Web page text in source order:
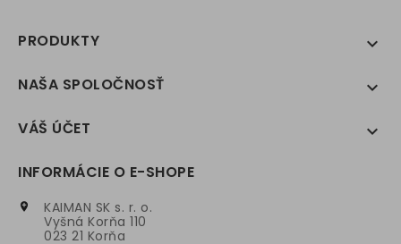
PRODUKTY 
NAŠA SPOLOČNOSŤ 
VÁŠ ÚČET 
INFORMÁCIE O E-SHOPE

KAIMAN SK s. r. o.
Vyšná Korňa 110
023 21 Korňa